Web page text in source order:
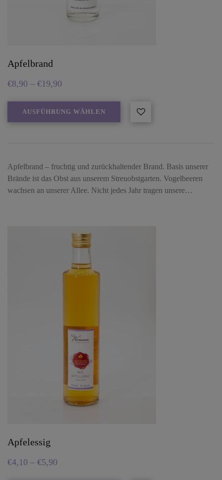
Apfelbrand
€8,90 – €19,90
AUSFÜHRUNG WÄHLEN
Apfelbrand – fruchtig und zurückhaltender Brand. Basis unserer
Brände ist das Obst aus unserem Streuobstgarten. Vogelbeeren
wachsen an unserer Allee. Nicht jedes Jahr tragen unsere…
Apfelessig
€4,10 – €5,90